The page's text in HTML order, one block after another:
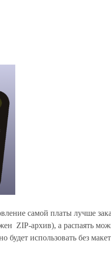
самой платы лучше
ZIP-архив), а распаять
использовать без